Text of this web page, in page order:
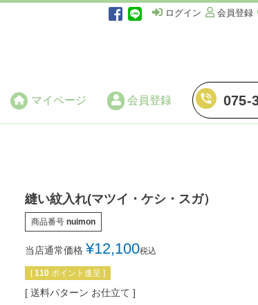
ログイン 会員登録
その他
マイページ 会員登録 phone_in_talk 075-
縫い紋入れ(マツイ・ケシ・スガ）
商品番号 nuimon
当店通常価格 ¥12,100税込
[ 110 ポイント進呈 ]
送料パターン お仕立て